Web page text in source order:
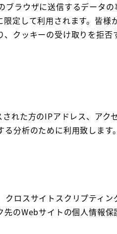
ラウザに送信するデータの
定して利用されます。皆様
クッキーの受け取りを拒否
れた方のIPアドレス、アク
分析のために利用致します。
ロスサイトスクリプティン
のWebサイトの個人情報保